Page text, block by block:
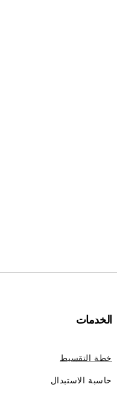
الخدمات
خطة التقسيط
حاسبة الاستبدال